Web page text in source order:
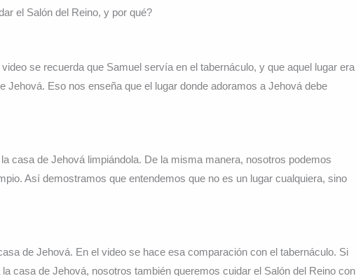
el Salón del Reino, y por qué?
se recuerda que Samuel servía en el tabernáculo, y que aquel lugar era
Jehová. Eso nos enseña que el lugar donde adoramos a Jehová debe
casa de Jehová limpiándola. De la misma manera, nosotros podemos
Así demostramos que entendemos que no es un lugar cualquiera, sino
de Jehová. En el video se hace esa comparación con el tabernáculo. Si
casa de Jehová, nosotros también queremos cuidar el Salón del Reino con